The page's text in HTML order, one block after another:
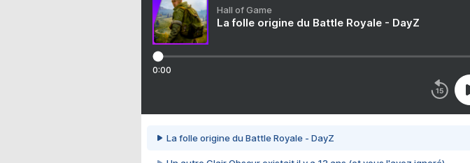
Hall of Game
La folle origine du Battle Royale - DayZ
0:00
La folle origine du Battle Royale - DayZ